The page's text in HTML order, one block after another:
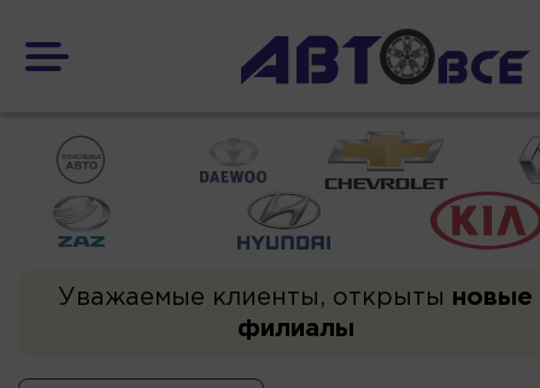
Уважаемые клиенты, открыты новые
филиалы